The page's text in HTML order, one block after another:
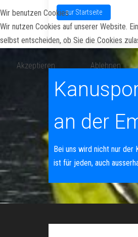
zur Startseite
an der
Bei uns wird nicht nur der
ist für jeden, auch
Wir benutzen Cookies
Wir nutzen Cookies auf unserer Website.
selbst entscheiden, ob Sie die Cookies
Akzeptieren
Ablehnen